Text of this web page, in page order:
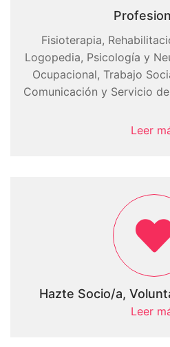
Fisioterapia,
Logopedia, Psicología y
Ocupacional, Trabajo
Comunicación y Servicio
Leer
Hazte Socio/a,
Leer